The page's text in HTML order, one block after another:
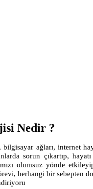
Nedir ?
ağları, internet
sorun çıkartıp,
olumsuz yönde
herhangi bir sebepten